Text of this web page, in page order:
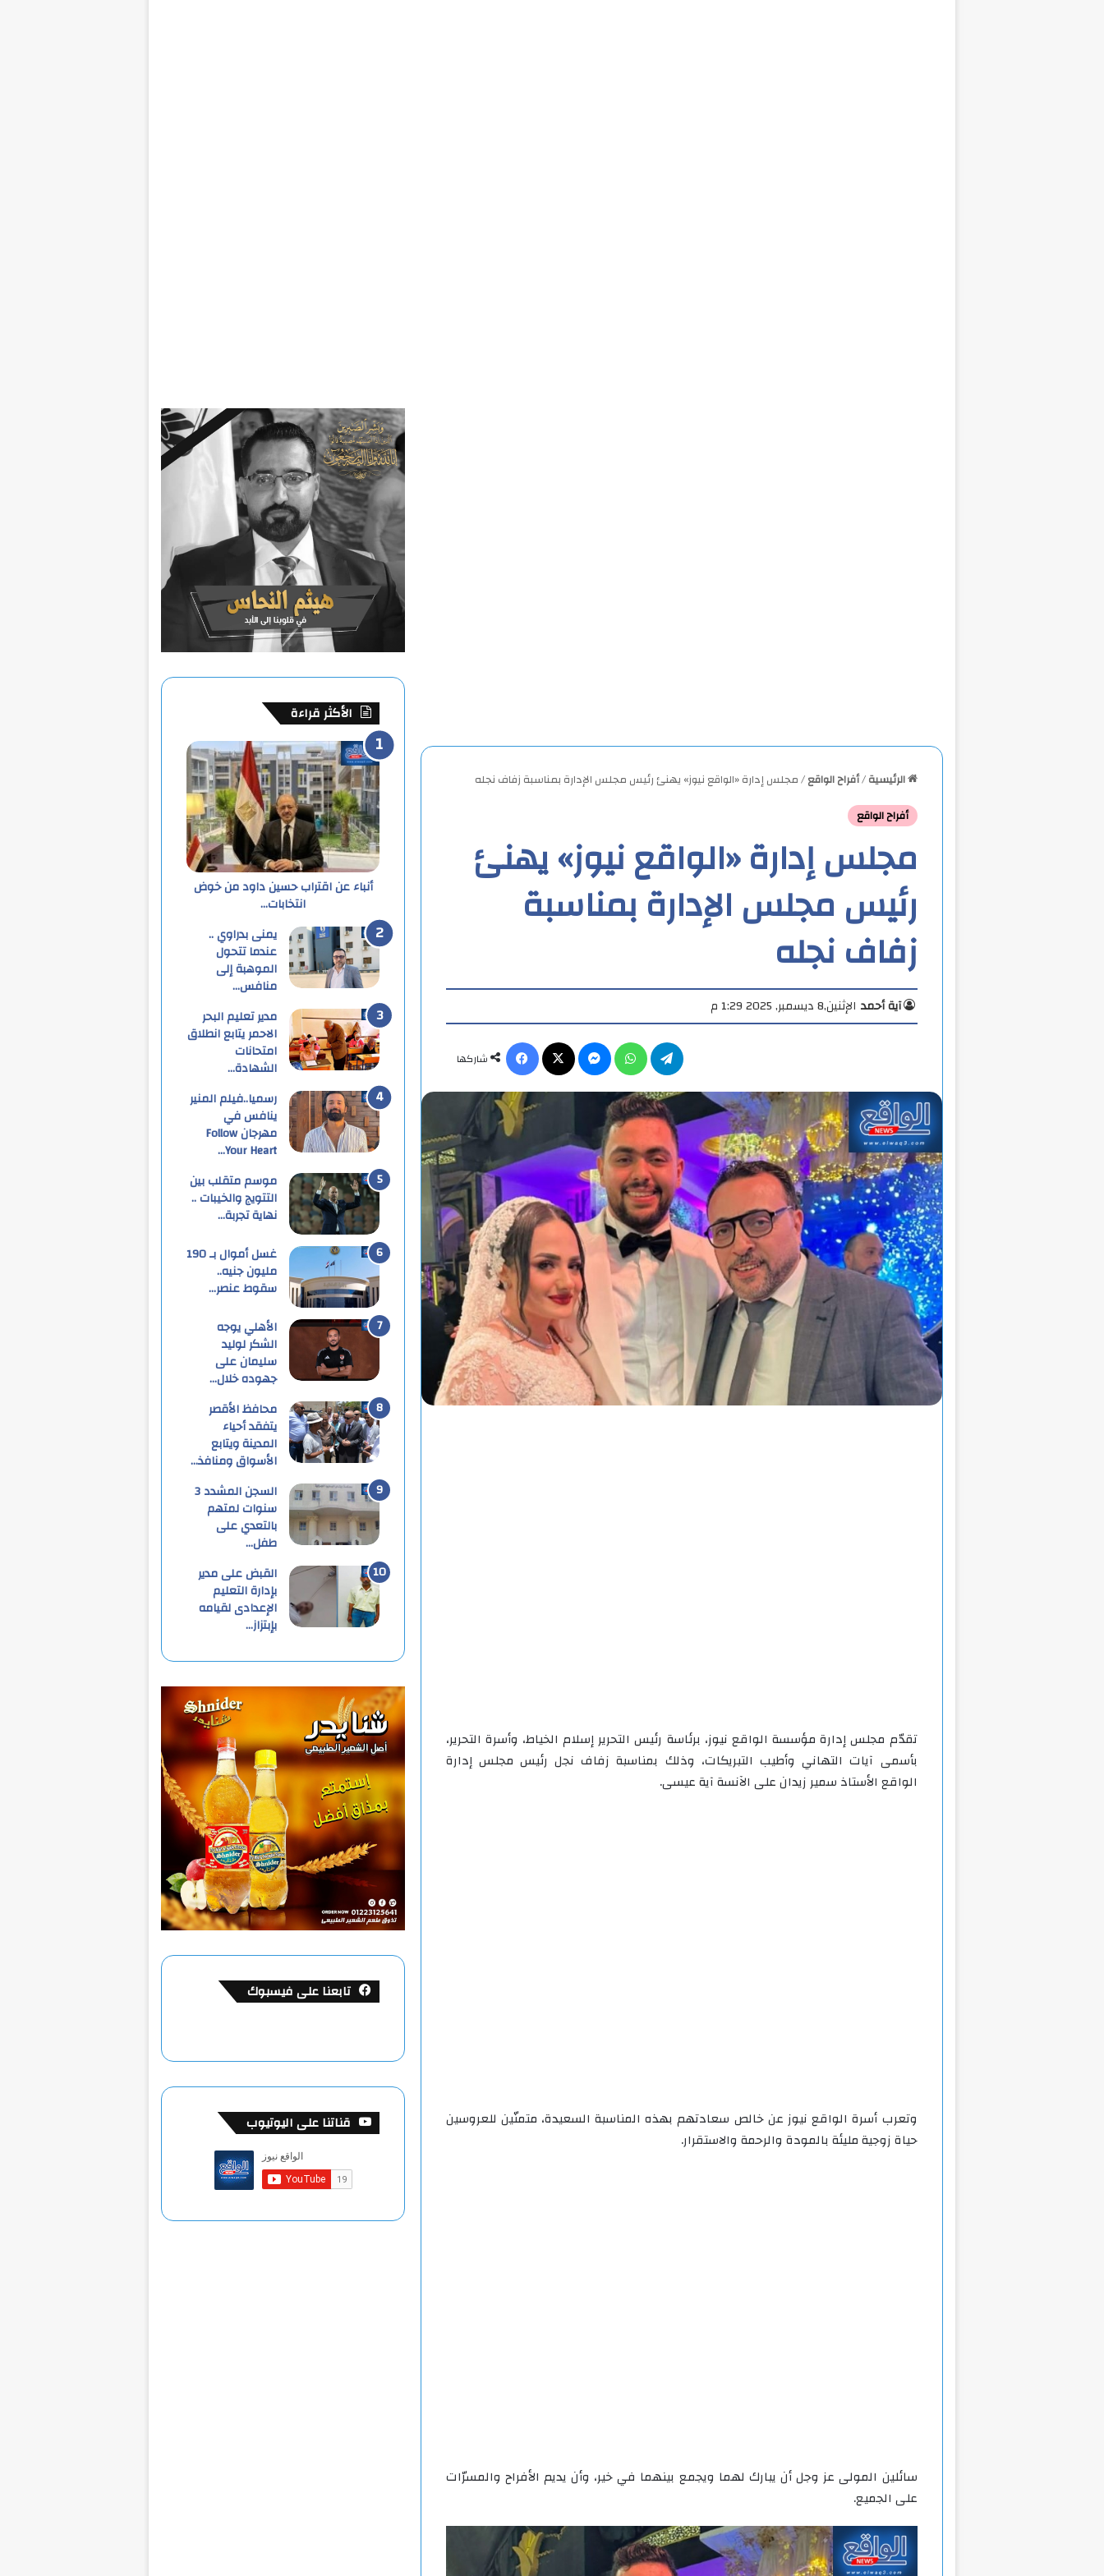
الرئيسية/أفراح الواقع/مجلس إدارة «الواقع نيوز» يهنئ رئيس مجلس الإدارة بمناسبة زفاف نجله
أفراح الواقع
مجلس إدارة «الواقع نيوز» يهنئ
رئيس مجلس الإدارة بمناسبة
زفاف نجله
آية أحمد الإثنين,8 ديسمبر, 2025 1:29 م
شاركها
ماسنجر واتساب تيلقرام
تقدّم مجلس إدارة مؤسسة الواقع نيوز، برئاسة رئيس التحرير إسلام الخياط، وأسرة التحرير،
بأسمى آيات التهاني وأطيب التبريكات، وذلك بمناسبة زفاف نجل رئيس مجلس إدارة
الواقع الأستاذ سمير زيدان على الآنسة آية عيسى.
وتعرب أسرة الواقع نيوز عن خالص سعادتهم بهذه المناسبة السعيدة، متمنّين للعروسين
حياة زوجية مليئة بالمودة والرحمة والاستقرار.
سائلين المولى عز وجل أن يبارك لهما ويجمع بينهما في خير، وأن يديم الأفراح والمسرّات
على الجميع.
الأكثر قراءة
أنباء عن اقتراب حسين داود من خوض
انتخابات…
يمنى بدراوي ..
عندما تتحول
الموهبة إلى
منافس…
مدير تعليم البحر
الاحمر يتابع انطلاق
امتحانات
الشهادة…
رسميا..فيلم المنير
ينافس في
مهرجان Follow
Your Heart…
موسم متقلب بين
التتويج والخيبات ..
نهاية تجربة…
غسل أموال بـ 190
مليون جنيه..
سقوط عنصر…
الأهلي يوجه
الشكر لوليد
سليمان على
جهوده خلال…
محافظ الأقصر
يتفقد أحياء
المدينة ويتابع
الأسواق ومنافذ…
السجن المشدد 3
سنوات لمتهم
بالتعدي على
طفل…
القبض على مدير
بإدارة التعليم
الإعدادى لقيامه
بإبتزاز…
تابعنا على فيسبوك
قناتنا على اليوتيوب